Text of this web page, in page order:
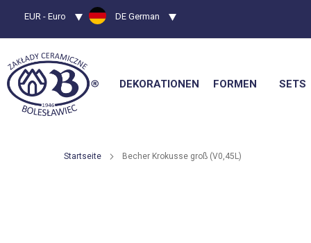
Währung
EUR - Euro SpracheDE German
DEKORATIONEN FORMEN SETS
Startseite Becher Krokusse groß (V0,45L)